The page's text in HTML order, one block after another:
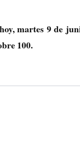
martes 9 de
100.